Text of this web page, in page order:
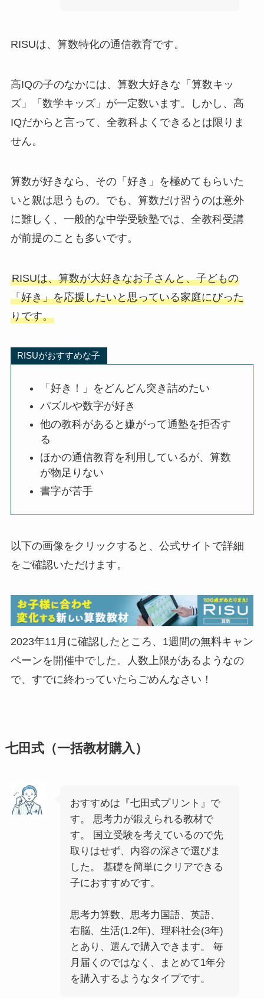
RISUは、算数特化の通信教育です。
高IQの子のなかには、算数大好きな「算数キッ
ズ」「数学キッズ」が一定数います。しかし、高
IQだからと言って、全教科よくできるとは限りま
せん。
算数が好きなら、その「好き」を極めてもらいた
いと親は思うもの。でも、算数だけ習うのは意外
に難しく、一般的な中学受験塾では、全教科受講
が前提のことも多いです。
RISUは、算数が大好きなお子さんと、子どもの
「好き」を応援したいと思っている家庭にぴった
りです。
RISUがおすすめな子
「好き！」をどんどん突き詰めたい
パズルや数字が好き
他の教科があると嫌がって通塾を拒否す
る
ほかの通信教育を利用しているが、算数
が物足りない
書字が苦手
以下の画像をクリックすると、公式サイトで詳細
をご確認いただけます。
2023年11月に確認したところ、1週間の無料キャン
ペーンを開催中でした。人数上限があるようなの
で、すでに終わっていたらごめんなさい！
七田式（一括教材購入）
おすすめは『七田式プリント』で
す。 思考力が鍛えられる教材で
す。 国立受験を考えているので先
取りはせず、内容の深さで選びま
した。 基礎を簡単にクリアできる
子におすすめです。
思考力算数、思考力国語、英語、
右脳、生活(1.2年)、理科社会(3年)
とあり、選んで購入できます。 毎
月届くのではなく、まとめて1年分
を購入するようなタイプです。